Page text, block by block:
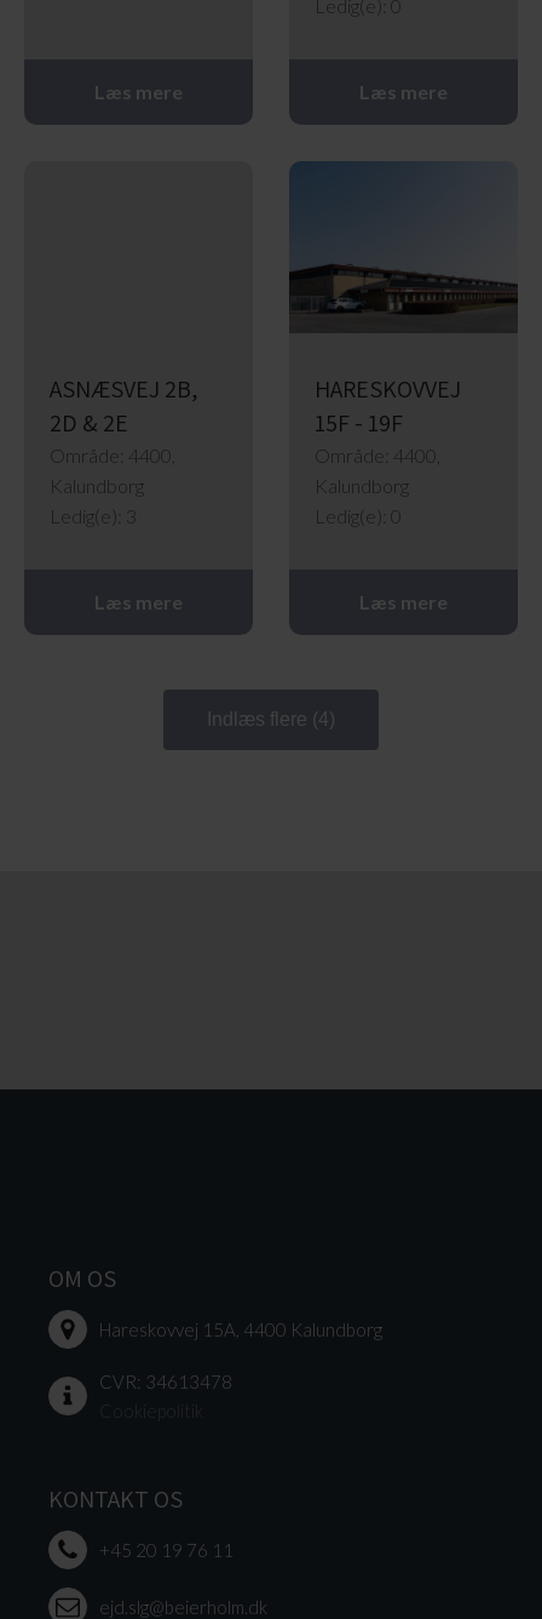
Læs mere
Ledig(e): 0
Læs mere
ASNÆSVEJ 2B,
2D & 2E
Område: 4400,
Kalundborg
Ledig(e): 3
Læs mere
HARESKOVVEJ
15F - 19F
Område: 4400,
Kalundborg
Ledig(e): 0
Læs mere
Indlæs flere (4)
OM OS
Hareskovvej 15A, 4400 Kalundborg
CVR: 34613478
KONTAKT OS
+45 20 19 76 11
ejd.slg@beierholm.dk